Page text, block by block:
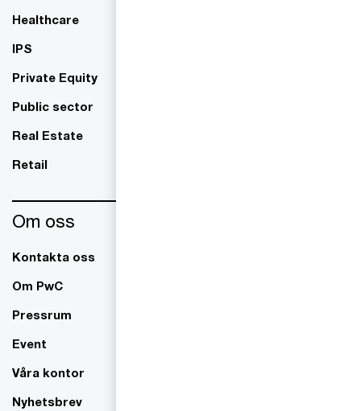
Healthcare
IPS
Private Equity
Public sector
Real Estate
Retail
Om oss
Kontakta oss
Om PwC
Pressrum
Event
Våra kontor
Nyhetsbrev